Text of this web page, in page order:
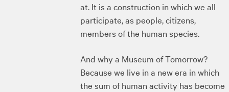
at. It is a construction in which we all
participate, as people, citizens,
members of the human species.
And why a Museum of Tomorrow?
Because we live in a new era in which
the sum of human activity has become